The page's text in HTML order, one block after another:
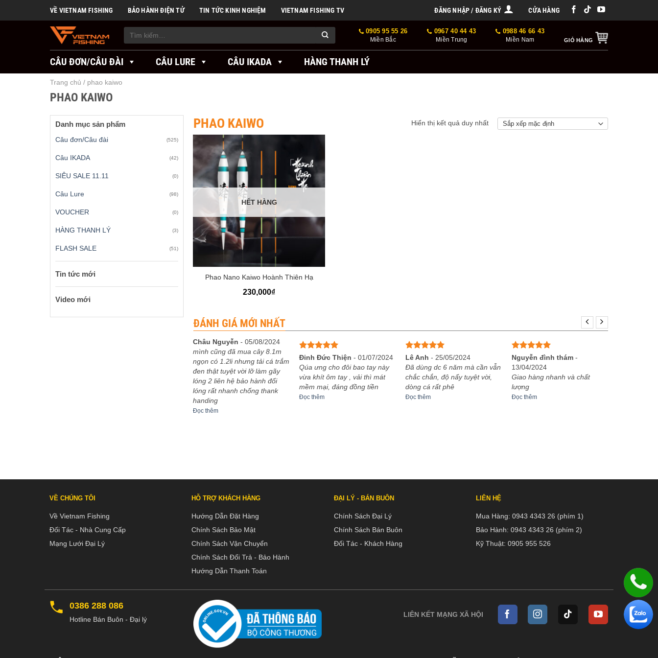
VỀ VIETNAM FISHING BẢO HÀNH ĐIỆN TỬ TIN TỨC KINH NGHIỆM VIETNAM FISHING TV ĐĂNG NHẬP / ĐĂNG KÝ CỬA HÀNG
Tìm
kiếm:
0905 95 55 26
Miền Bắc
0967 40 44 43
Miền Trung
0988 46 66 43
Miền Nam GIỎ HÀNG
CÂU ĐƠN/CÂU ĐÀI CÂU LURE CÂU IKADA HÀNG THANH LÝ
Trang chủ / phao kaiwo
PHAO KAIWO
Danh mục sản phẩm
Câu đơn/Câu đài (525)
Câu IKADA (42)
SIÊU SALE 11.11 (0)
Câu Lure (98)
VOUCHER (0)
HÀNG THANH LÝ (3)
FLASH SALE (51)
Tin tức mới
Video mới
PHAO KAIWO Hiển thị kết quả duy nhất
HẾT HÀNG
Phao Nano Kaiwo Hoành Thiên Hạ
230,000₫
ĐÁNH GIÁ MỚI NHẤT
Châu Nguyễn -05/08/2024
mình cũng đã mua cây 8.1m
ngọn có 1.2li nhưng tải cá trắm
đen thật tuyệt vời lỡ làm gãy
lóng 2 liên hệ bảo hành đổi
lóng rất nhanh chống thank
handing
Đọc thêm
Được xếp
hạng
sao
Đinh Đức Thiện -01/07/2024
Qúa ưng cho đôi bao tay này
vừa khít ôm tay , vải thì mát
mềm mại, đáng đồng tiền
Đọc thêm
Được xếp
hạng
sao
Lê Anh - 25/05/2024
Đã dùng dc 6 năm mà cần vẫn
chắc chắn, độ nẩy tuyệt vời,
dòng cá rất phê
Đọc thêm
Được xếp
hạng55
sao
Nguyễn đình thám-
13/04/2024
Giao hàng nhanh và chất
lượng
Đọc thêm
VỀ CHÚNG TÔI
Về Vietnam Fishing
Đối Tác - Nhà Cung Cấp
Mạng Lưới Đại Lý
HỖ TRỢ KHÁCH HÀNG
Hướng Dẫn Đặt Hàng
Chính Sách Bảo Mật
Chính Sách Vận Chuyển
Chính Sách Đổi Trả - Bảo Hành
Hướng Dẫn Thanh Toán
ĐẠI LÝ - BÁN BUÔN
Chính Sách Đại Lý
Chính Sách Bán Buôn
Đối Tác - Khách Hàng
LIÊN HỆ
Mua Hàng:0943 4343 26 (phím 1)
Bảo Hành:0943 4343 26 (phím 2)
Kỹ Thuật:0905 955 526
0386 288 086
Hotline Bán Buôn - Đại lý
LIÊN KẾT MẠNG XÃ HỘI